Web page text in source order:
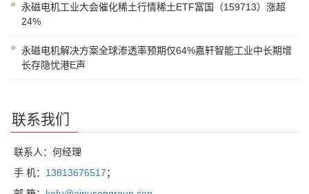
永磁电机工业大会催化稀土行情稀土ETF富国（159713）涨超
24%
永磁电机解决方案全球渗透率预期仅64%嘉轩智能工业中长期增
长存隐忧港E声
联系我们
联系人：何经理
手 机： 13813676517；